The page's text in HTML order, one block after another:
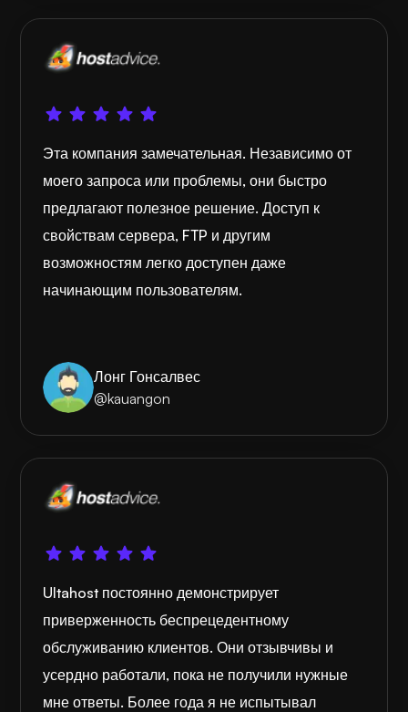
Эта компания замечательная. Независимо от
моего запроса или проблемы, они быстро
предлагают полезное решение. Доступ к
свойствам сервера, FTP и другим
возможностям легко доступен даже
начинающим пользователям.
Лонг Гонсалвес
@kauangon
Ultahost постоянно демонстрирует
приверженность беспрецедентному
обслуживанию клиентов. Они отзывчивы и
усердно работали, пока не получили нужные
мне ответы. Более года я не испытывал